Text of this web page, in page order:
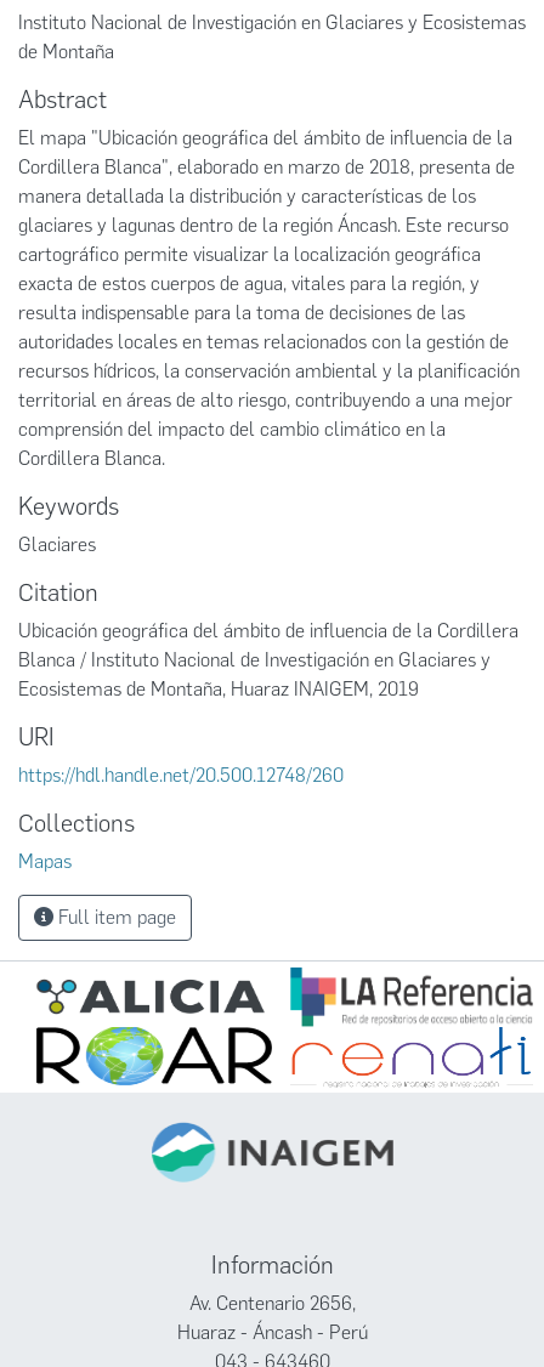
Instituto Nacional de Investigación en Glaciares y Ecosistemas
de Montaña
Abstract
El mapa "Ubicación geográfica del ámbito de influencia de la
Cordillera Blanca", elaborado en marzo de 2018, presenta de
manera detallada la distribución y características de los
glaciares y lagunas dentro de la región Áncash. Este recurso
cartográfico permite visualizar la localización geográfica
exacta de estos cuerpos de agua, vitales para la región, y
resulta indispensable para la toma de decisiones de las
autoridades locales en temas relacionados con la gestión de
recursos hídricos, la conservación ambiental y la planificación
territorial en áreas de alto riesgo, contribuyendo a una mejor
comprensión del impacto del cambio climático en la
Cordillera Blanca.
Keywords
Glaciares
Citation
Ubicación geográfica del ámbito de influencia de la Cordillera
Blanca / Instituto Nacional de Investigación en Glaciares y
Ecosistemas de Montaña, Huaraz INAIGEM, 2019
URI
https://hdl.handle.net/20.500.12748/260
Collections
Mapas
Full item page
Información
Av. Centenario 2656,
Huaraz - Áncash - Perú
043 - 643460